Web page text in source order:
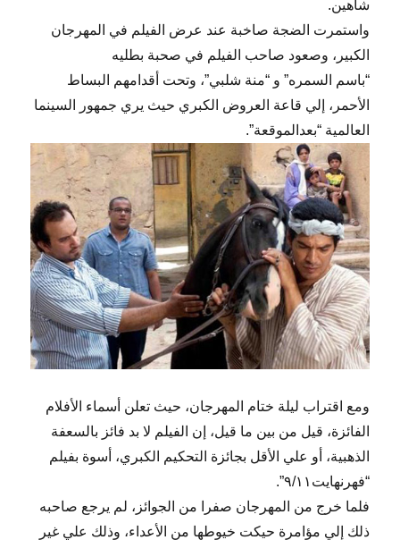
شاهين.
واستمرت الضجة صاخبة عند عرض الفيلم في المهرجان
الكبير، وصعود صاحب الفيلم في صحبة بطليه
“باسم السمره” و “منة شلبي”، وتحت أقدامهم البساط
الأحمر، إلي قاعة العروض الكبري حيث يري جمهور السينما
العالمية “بعدالموقعة”.
ومع اقتراب ليلة ختام المهرجان، حيث تعلن أسماء الأفلام
الفائزة، قيل من بين ما قيل، إن الفيلم لا بد فائز بالسعفة
الذهبية، أو علي الأقل بجائزة التحكيم الكبري، أسوة بفيلم
“فهرنهايت٩/١١”.
فلما خرج من المهرجان صفرا من الجوائز، لم يرجع صاحبه
ذلك إلي مؤامرة حيكت خيوطها من الأعداء، وذلك علي غير